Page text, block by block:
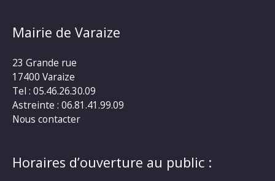
Mairie de Varaize
23 Grande rue
17400 Varaize
Tel : 05.46.26.30.09
Astreinte : 06.81.41.99.09
Nous contacter
Horaires d’ouverture au public :